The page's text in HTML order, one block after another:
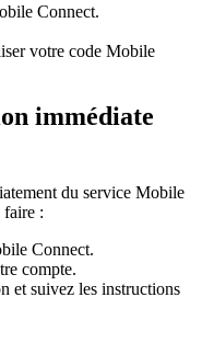
Connect.
votre code Mobile
immédiate
du service Mobile
faire :
Connect.
compte.
et suivez les instructions